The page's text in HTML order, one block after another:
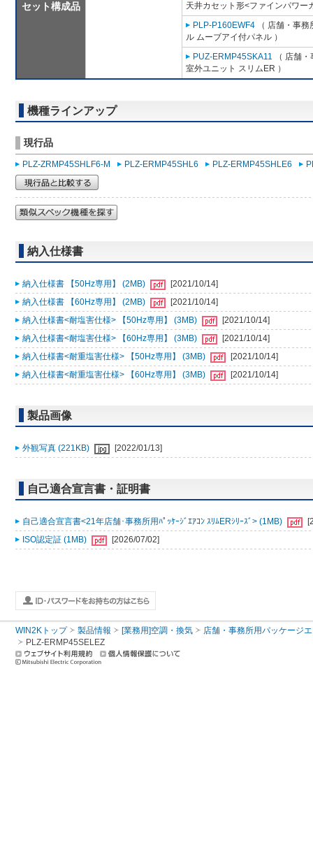
セット構成品
天井カセット形<ファインパワー
PLP-P160EWF4 （ 店舗・事
ル ムーブアイ付パネル ）
PUZ-ERMP45SKA11 （ 店舗
室外ユニット スリムER ）
機種ラインアップ
現行品
PLZ-ZRMP45SHLF6-M PLZ-ERMP45SHL6 PLZ-ERMP45SHLE6
納入仕様書
納入仕様書 【50Hz専用】 (2MB)
[2021/10/14]
納入仕様書 【60Hz専用】 (2MB)
[2021/10/14]
納入仕様書<耐塩害仕様> 【50Hz専用】 (3MB)
[2021/10/14]
納入仕様書<耐塩害仕様> 【60Hz専用】 (3MB)
[2021/10/14]
納入仕様書<耐重塩害仕様> 【50Hz専用】 (3MB)
[2021/10/14]
納入仕様書<耐重塩害仕様> 【60Hz専用】 (3MB)
[2021/10/14]
製品画像
外観写真 (221KB) [2022/01/13]
自己適合宣言書・証明書
自己適合宣言書<21年店舗･事務所用ﾊﾟｯｹｰｼﾞｴｱｺﾝ ｽﾘﾑERｼﾘｰｽﾞ> (1MB)
ISO認定証 (1MB)
[2026/07/02]
WIN2Kトップ 製品情報 [業務用]空調・換気
店舗・事務所用パッケージ
PLZ-ERMP45SELEZ